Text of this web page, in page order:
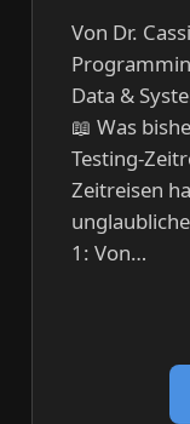
Von Dr.
Data &
📖 Was
Testing-
Zeitreisen
1: Von…